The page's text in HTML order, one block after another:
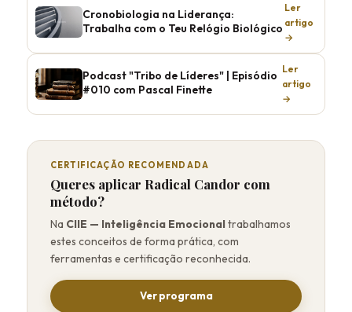
Cronobiologia na Liderança:
Trabalha com o Teu Relógio Biológico
Ler
artigo
→
Podcast "Tribo de Líderes" | Episódio
#010 com Pascal Finette
Ler
artigo
→
CERTIFICAÇÃO RECOMENDADA
Queres aplicar Radical Candor com
método?
Na CIIE — Inteligência Emocional trabalhamos
estes conceitos de forma prática, com
ferramentas e certificação reconhecida.
Ver programa